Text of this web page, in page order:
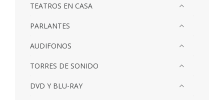
TEATROS EN CASA
PARLANTES
AUDIFONOS
TORRES DE SONIDO
DVD Y BLU-RAY